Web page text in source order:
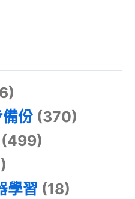
份 (370)
(499)
學習 (18)